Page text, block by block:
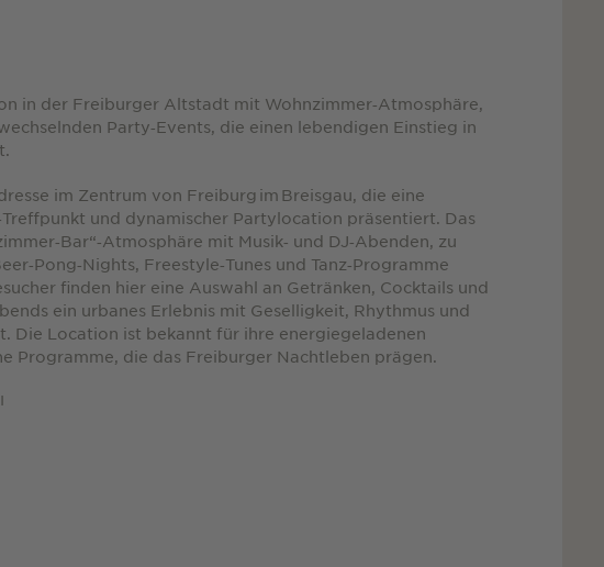
in der Freiburger Altstadt mit Wohnzimmer‑Atmosphäre,
Party‑Events, die einen lebendigen Einstieg in
im Zentrum von Freiburg im Breisgau, die eine
und dynamischer Partylocation präsentiert. Das
mit Musik‑ und DJ‑Abenden, zu
Freestyle‑Tunes und Tanz‑Programme
finden hier eine Auswahl an Getränken, Cocktails und
ein urbanes Erlebnis mit Geselligkeit, Rhythmus und
Die Location ist bekannt für ihre energiegeladenen
Programme, die das Freiburger Nachtleben prägen.